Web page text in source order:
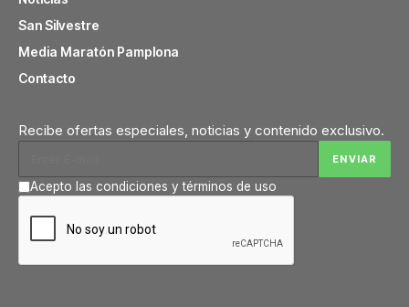
San Silvestre
Media Maratón Pamplona
Contacto
Recibe ofertas especiales, noticias y contenido exclusivo.
Acepto las condiciones y términos de uso